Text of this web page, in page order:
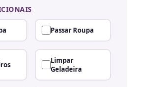
Passar Roupa
Limpar
Geladeira